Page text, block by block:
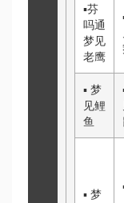
▪芬
吗通
梦见
老鹰
▪ 梦
见鲤
鱼
▪ 梦